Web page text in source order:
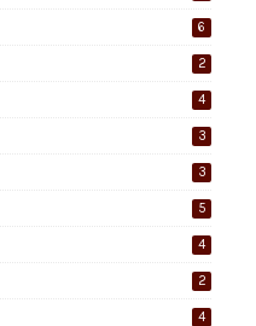
6
2
4
3
3
5
4
2
4